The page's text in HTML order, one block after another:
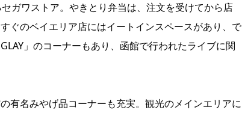
ガワストア。やきとり弁当は、注文を受けてから店
ぐのベイエリア店にはイートインスペースがあり、で
」のコーナーもあり、函館で行われたライブに関
有名みやげ品コーナーも充実。観光のメインエリアに